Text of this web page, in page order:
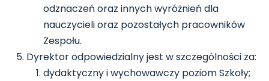
odznaczeń oraz innych wyróżnień dla
nauczycieli oraz pozostałych pracowników
Zespołu.
Dyrektor odpowiedzialny jest w szczególności za:
dydaktyczny i wychowawczy poziom Szkoły;